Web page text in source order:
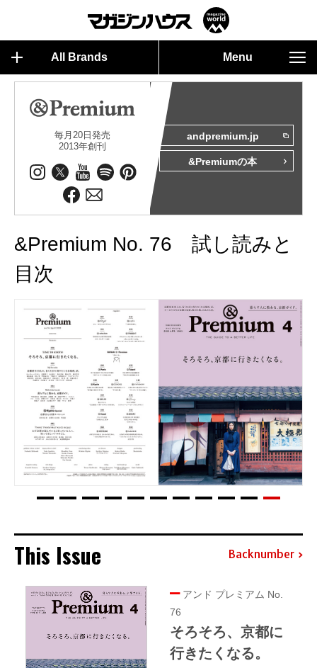
All Brands Menu
毎月20日発売
2013年創刊
andpremium.jp
&Premiumの本
&Premium No. 76 試し読みと
目次
This Issue Backnumber
アンド プレミアム No.
76
そろそろ、京都に
行きたくなる。